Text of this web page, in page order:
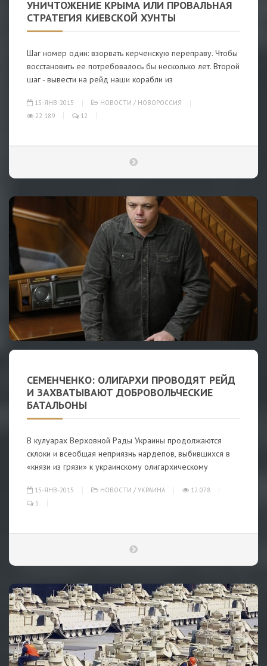
УНИЧТОЖЕНИЕ КРЫМА ИЛИ ПРОВАЛЬНАЯ
СТРАТЕГИЯ КИЕВСКОЙ ХУНТЫ
Шаг номер один: взорвать керченскую переправу. Чтобы
восстановить ее потребовалось бы несколько лет. Второй
шаг - вывести на рейд наши корабли из
15-ЯНВ-2015 НОВОСТИ / НОВОРОССИЯ
22 189
12
СЕМЕНЧЕНКО: ОЛИГАРХИ ПРОВОДЯТ РЕЙД
И ЗАХВАТЫВАЮТ ДОБРОВОЛЬЧЕСКИЕ
БАТАЛЬОНЫ
В кулуарах Верховной Рады Украины продолжаются
склоки и всеобщая неприязнь нардепов, выбившихся в
«князи из грязи» к украинскому олигархическому
15-ЯНВ-2015 НОВОСТИ / УКРАИНА
12 078
5